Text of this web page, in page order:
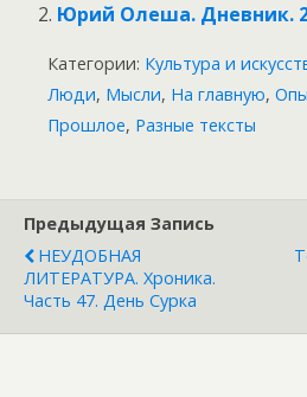
Юрий Олеша. Дневник.
Категории: Культура и
Люди, Мысли, На главную,
Прошлое, Разные тексты
Предыдущая Запись
НЕУДОБНАЯ
ЛИТЕРАТУРА. Хроника.
Часть 47. День Сурка